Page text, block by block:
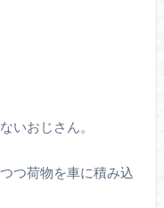
いおじさん。
つ荷物を車に積み込